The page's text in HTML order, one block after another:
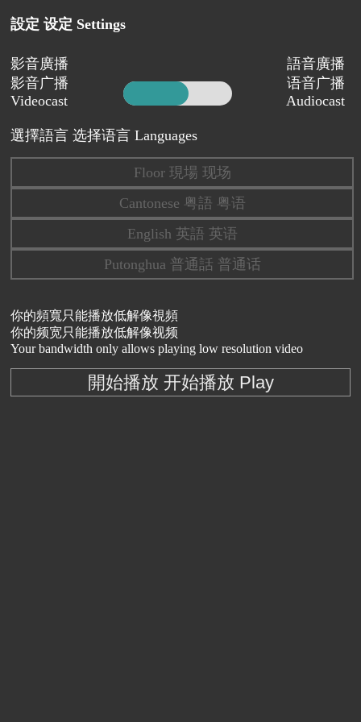
設定 设定 Settings
影音廣播
影音广播
Videocast
語音廣播
语音广播
Audiocast
選擇語言 选择语言 Languages
Floor 現場 现场
Cantonese 粤語 粤语
English 英語 英语
Putonghua 普通話 普通话
你的頻寬只能播放低解像視頻
你的频宽只能播放低解像视频
Your bandwidth only allows playing low resolution video
開始播放 开始播放 Play